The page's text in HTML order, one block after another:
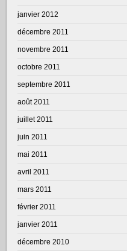
janvier 2012
décembre 2011
novembre 2011
octobre 2011
septembre 2011
août 2011
juillet 2011
juin 2011
mai 2011
avril 2011
mars 2011
février 2011
janvier 2011
décembre 2010